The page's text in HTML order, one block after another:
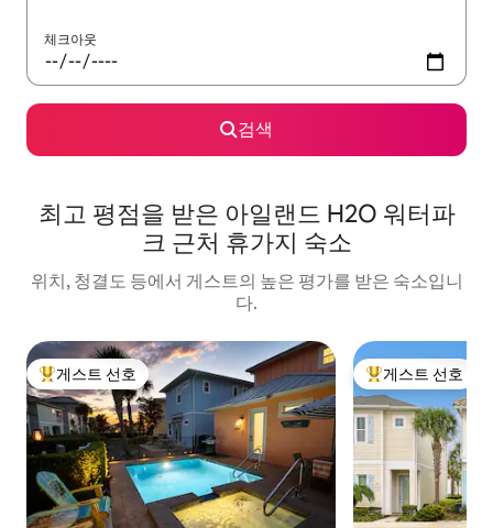
체크아웃
검색
최고 평점을 받은 아일랜드 H2O 워터파
크 근처 휴가지 숙소
위치, 청결도 등에서 게스트의 높은 평가를 받은 숙소입니
다.
상위 게스트 선호
게스트 선호 상위 게스트 선호
게스트 선호